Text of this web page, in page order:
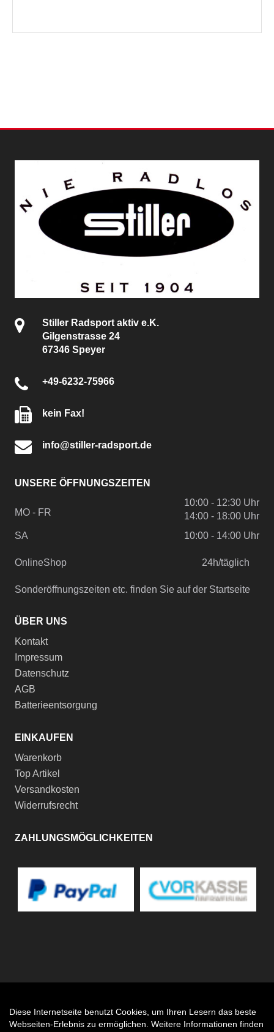
Stiller Radsport aktiv e.K.
Gilgenstrasse 24
67346 Speyer
+49-6232-75966
kein Fax!
info@stiller-radsport.de
UNSERE ÖFFNUNGSZEITEN
MO - FR
10:00 - 12:30 Uhr
14:00 - 18:00 Uhr
SA
10:00 - 14:00 Uhr
OnlineShop 24h/täglich
Sonderöffnungszeiten etc. finden Sie auf der Startseite
ÜBER UNS
Kontakt
Impressum
Datenschutz
AGB
Batterieentsorgung
EINKAUFEN
Warenkorb
Top Artikel
Versandkosten
Widerrufsrecht
ZAHLUNGSMÖGLICHKEITEN
Diese Internetseite benutzt Cookies, um Ihren Lesern das beste
Webseiten-Erlebnis zu ermöglichen. Weitere Informationen finden
Auftrag widerrufen